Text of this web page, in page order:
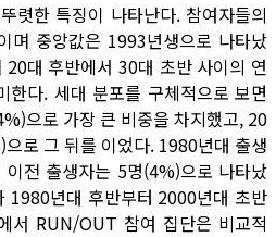
렷한 특징이 나타난다. 참여자들의
며 중앙값은 1993년생으로 나타났
대 후반에서 30대 초반 사이의 연
한다. 세대 분포를 구체적으로 보면
으로 가장 큰 비중을 차지했고, 20
로 그 뒤를 이었다. 1980년대 출생
전 출생자는 5명(4%)으로 나타났
1980년대 후반부터 2000년대 초반
서 RUN/OUT 참여 집단은 비교적